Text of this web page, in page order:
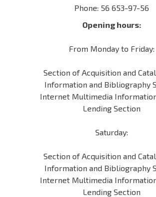
Phone: 56 653-97-56
Opening hours:
From Monday to Friday:
Section of Acquisition and
Information and Bibliography
Internet Multimedia
Lending Section
Saturday:
Section of Acquisition and
Information and Bibliography
Internet Multimedia
Lending Section